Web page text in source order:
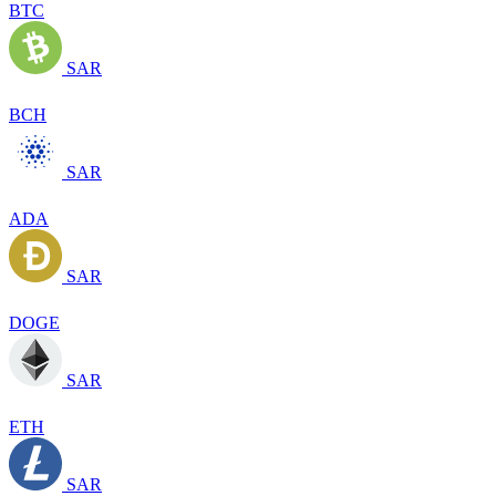
BTC
SAR
BCH
SAR
ADA
SAR
DOGE
SAR
ETH
SAR